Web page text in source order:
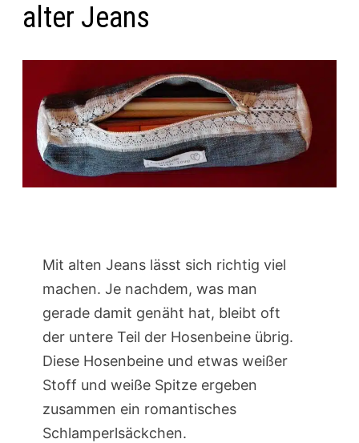
alter Jeans
Mit alten Jeans lässt sich richtig viel
machen. Je nachdem, was man
gerade damit genäht hat, bleibt oft
der untere Teil der Hosenbeine übrig.
Diese Hosenbeine und etwas weißer
Stoff und weiße Spitze ergeben
zusammen ein romantisches
Schlamperlsäckchen.